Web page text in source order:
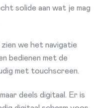
solide aan wat je mag
we het navigatie
bedienen met de
met touchscreen.
deels digitaal. Er is